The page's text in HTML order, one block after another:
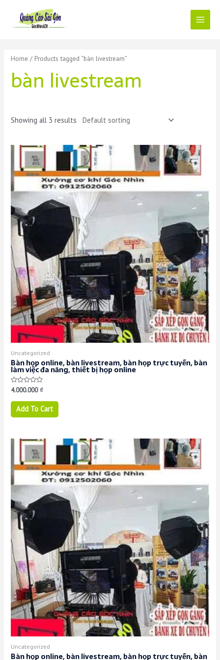
content
Main
Home / Products tagged “bàn livestream”
bàn livestream
Showing all 3 results
Uncategorized
Bàn họp online, bàn livestream, bàn họp trực tuyến, bàn
làm việc đa năng, thiết bị họp online
Rated
out
4.000.000₫
Add To Cart
Uncategorized
Bàn họp online, bàn livestream, bàn họp trực tuyến, bàn